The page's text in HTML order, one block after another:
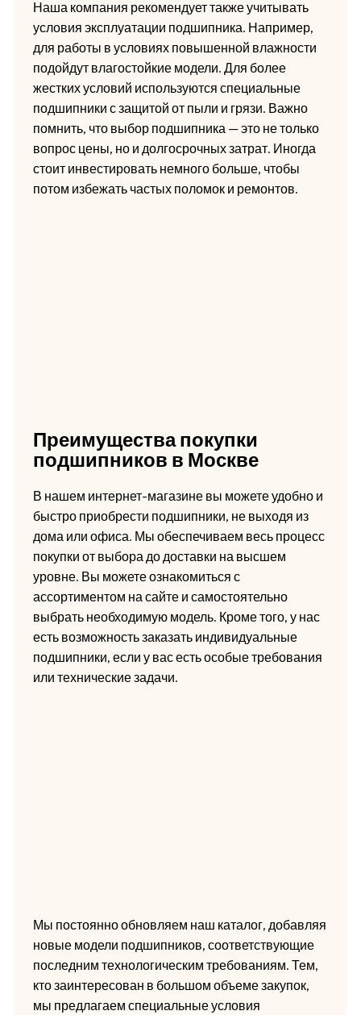
Наша компания рекомендует также учитывать
условия эксплуатации подшипника. Например,
для работы в условиях повышенной влажности
подойдут влагостойкие модели. Для более
жестких условий используются специальные
подшипники с защитой от пыли и грязи. Важно
помнить, что выбор подшипника — это не только
вопрос цены, но и долгосрочных затрат. Иногда
стоит инвестировать немного больше, чтобы
потом избежать частых поломок и ремонтов.
Преимущества покупки
подшипников в Москве
В нашем интернет-магазине вы можете удобно и
быстро приобрести подшипники, не выходя из
дома или офиса. Мы обеспечиваем весь процесс
покупки от выбора до доставки на высшем
уровне. Вы можете ознакомиться с
ассортиментом на сайте и самостоятельно
выбрать необходимую модель. Кроме того, у нас
есть возможность заказать индивидуальные
подшипники, если у вас есть особые требования
или технические задачи.
Мы постоянно обновляем наш каталог, добавляя
новые модели подшипников, соответствующие
последним технологическим требованиям. Тем,
кто заинтересован в большом объеме закупок,
мы предлагаем специальные условия